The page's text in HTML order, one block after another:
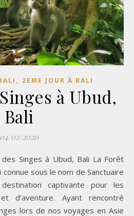
, 2EME JOUR À BALI
à Ubud,
Bali
04/02/2020
sous le nom de Sanctuaire
captivante pour les
d’aventure. Ayant rencontré
lors de nos voyages en Asie